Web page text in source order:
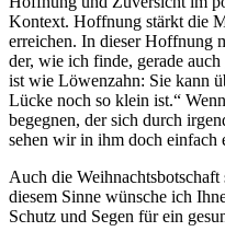
Kontext. Hoffnung stärkt die
erreichen. In dieser Hoffnung
der, wie ich finde, gerade
ist wie Löwenzahn: Sie kann
Lücke noch so klein ist.“
begegnen, der sich durch
sehen wir in ihm doch einfach
Auch die
diesem Sinne wünsche ich
Schutz und Segen für ein